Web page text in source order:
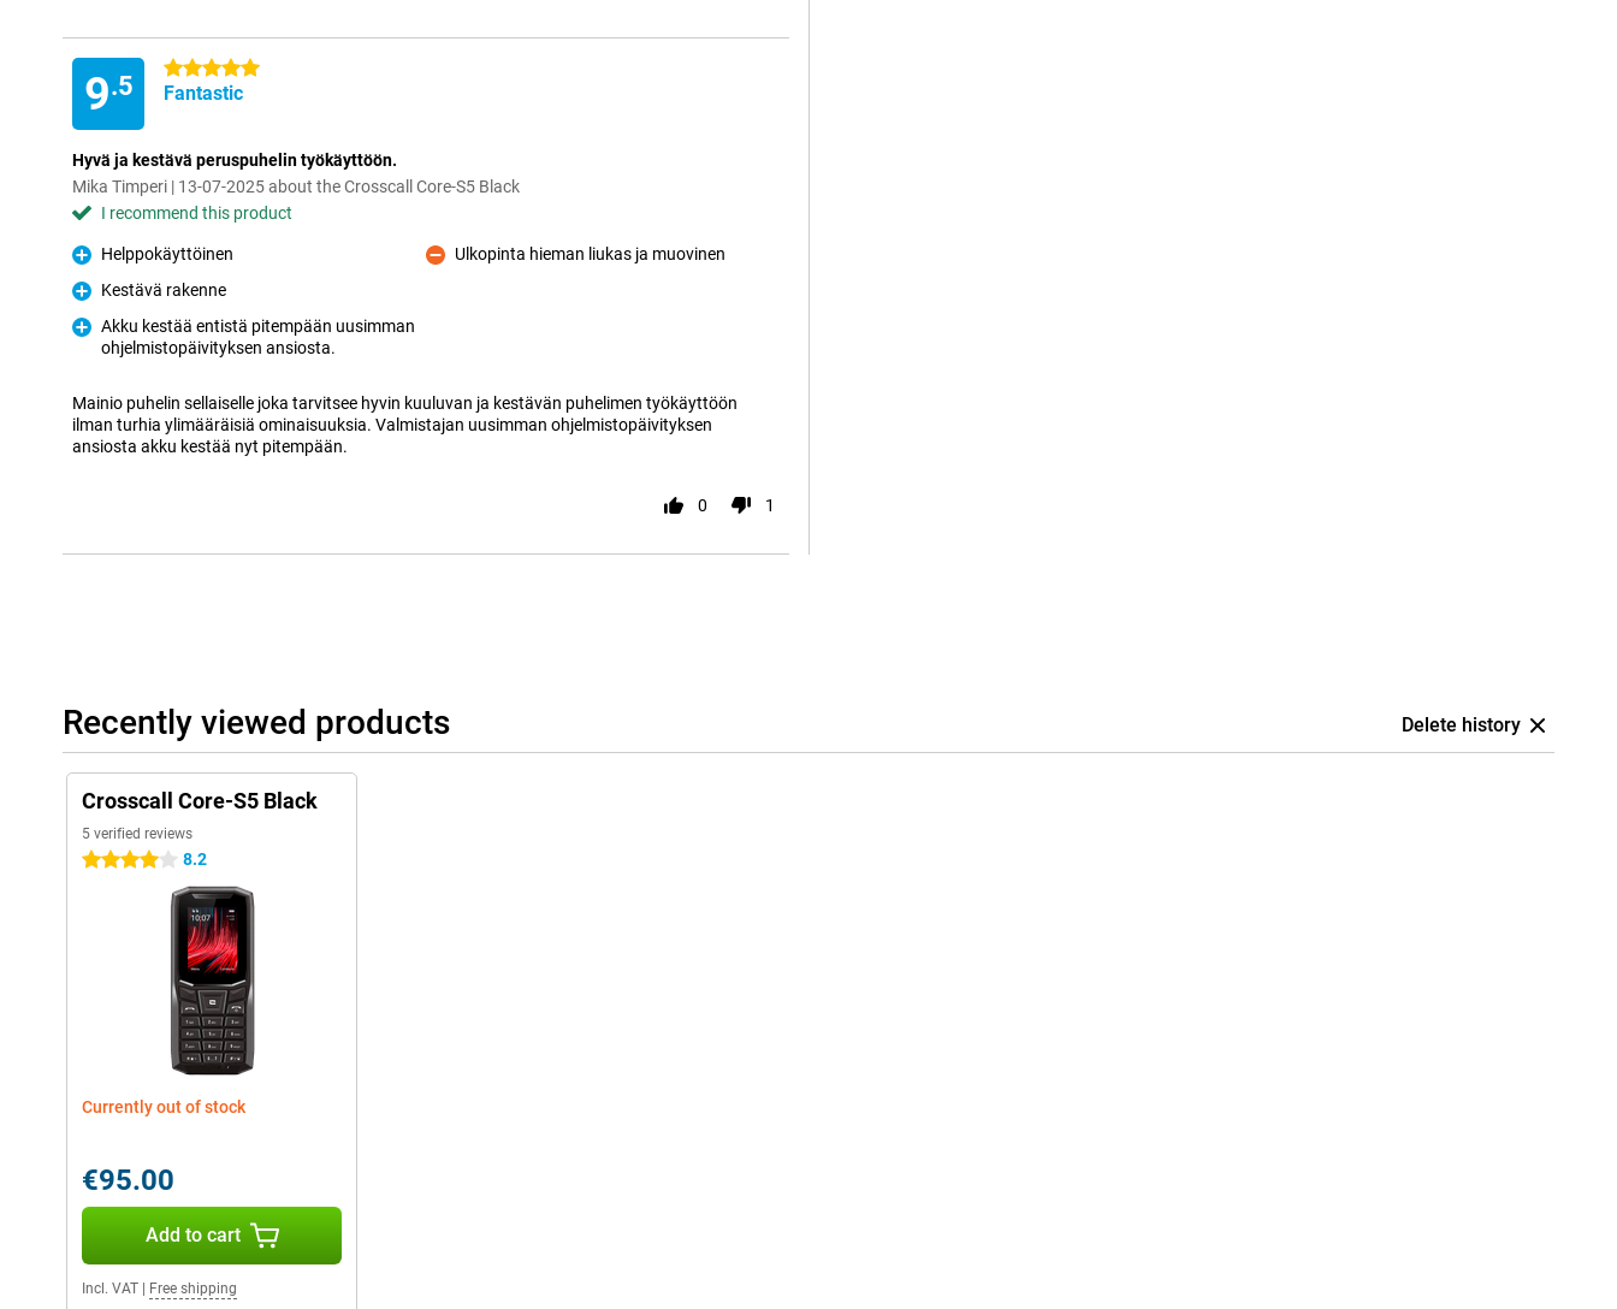
9.5
5 stars
Fantastic
Hyvä ja kestävä peruspuhelin työkäyttöön.
Mika Timperi | 13-07-2025 about the Crosscall Core-S5 Black
I recommend this product
Pro
Helppokäyttöinen
Pro
Kestävä rakenne
Akku kestää entistä pitempään uusimman
ohjelmistopäivityksen ansiosta.
Con
Ulkopinta hieman liukas ja muovinen
Mainio puhelin sellaiselle joka tarvitsee hyvin kuuluvan ja kestävän puhelimen työkäyttöön
ilman turhia ylimääräisiä ominaisuuksia. Valmistajan uusimman ohjelmistopäivityksen
ansiosta akku kestää nyt pitempään.
0 1
Recently viewed products Delete history
Crosscall Core-S5 Black
5 verified reviews
4 stars 8.2
Currently out of stock
€95.00
Add to cart
Incl. VAT Free shipping